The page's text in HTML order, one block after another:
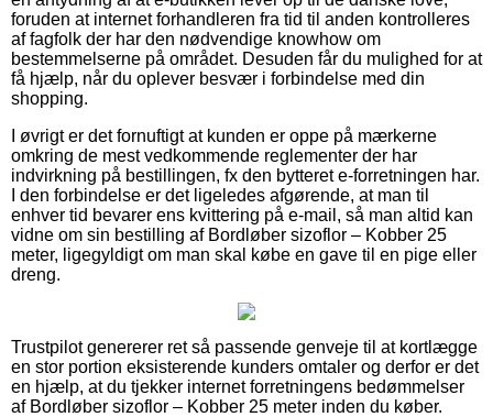
foruden at internet forhandleren fra tid til anden kontrolleres
af fagfolk der har den nødvendige knowhow om
bestemmelserne på området. Desuden får du mulighed for at
få hjælp, når du oplever besvær i forbindelse med din
shopping.
I øvrigt er det fornuftigt at kunden er oppe på mærkerne
omkring de mest vedkommende reglementer der har
indvirkning på bestillingen, fx den bytteret e-forretningen har.
I den forbindelse er det ligeledes afgørende, at man til
enhver tid bevarer ens kvittering på e-mail, så man altid kan
vidne om sin bestilling af Bordløber sizoflor – Kobber 25
meter, ligegyldigt om man skal købe en gave til en pige eller
dreng.
Trustpilot genererer ret så passende genveje til at kortlægge
en stor portion eksisterende kunders omtaler og derfor er det
en hjælp, at du tjekker internet forretningens bedømmelser
af Bordløber sizoflor – Kobber 25 meter inden du køber.